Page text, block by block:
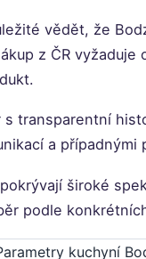
vědět, že
z ČR
transparentní
a případnými
široké
podle
kuchyní